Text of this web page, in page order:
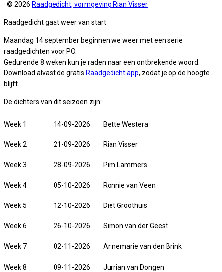
· © 2026 Raadgedicht, vormgeving Rian Visser·
Raadgedicht gaat weer van start
Maandag 14 september beginnen we weer met een serie
raadgedichten voor PO.
Gedurende 8 weken kun je raden naar een ontbrekende woord.
Download alvast de gratis Raadgedicht app, zodat je op de hoogte
blijft.
De dichters van dit seizoen zijn:
Week 1 14-09-2026 Bette Westera
Week 2 21-09-2026 Rian Visser
Week 3 28-09-2026 Pim Lammers
Week 4 05-10-2026 Ronnie van Veen
Week 5 12-10-2026 Diet Groothuis
Week 6 26-10-2026 Simon van der Geest
Week 7 02-11-2026 Annemarie van den Brink
Week 8 09-11-2026 Jurrian van Dongen